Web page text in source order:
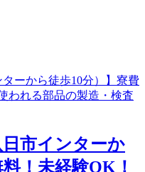
日市インターか
！未経験OK！